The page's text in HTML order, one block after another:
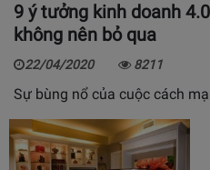
9 ý tưởng kinh doanh
không nên bỏ qua
22/04/2020 8211
Sự bùng nổ của cuộc cách